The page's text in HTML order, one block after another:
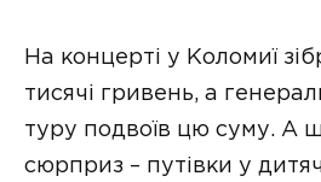
На концерті у Коломиї
тисячі гривень, а
туру подвоїв цю суму. А
сюрприз – путівки у